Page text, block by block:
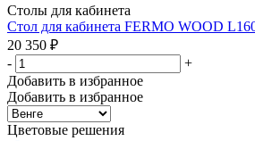
Столы для кабинета
Стол для кабинета FERMO WOOD
20 350 ₽
-
+
Добавить в избранное
Добавить в избранное
Цветовые решения